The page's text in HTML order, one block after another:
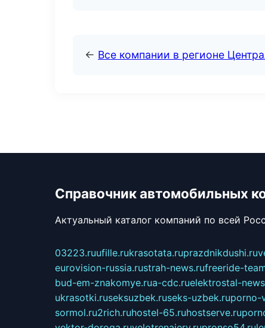
← Все компании в регионе
Справочник автомобильных
Актуальный каталог компаний по всей
03223.ruufille.rukrasotata.ruprazdnikdushi.ru
eurovision-russia.rustrah-news.rufreeride-
bud-em-znakomye.rua-cdc.ruelektrostal-
ukrasotki.ruseksuzbek.ruseks-uzbek.ruporno-
sormol.ru2rich.ruhostel-65.ruhostserve.ru